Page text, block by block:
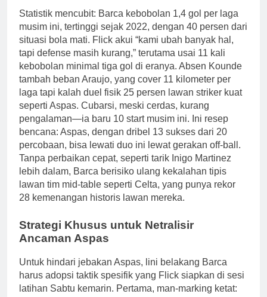
Statistik mencubit: Barca kebobolan 1,4 gol per laga
musim ini, tertinggi sejak 2022, dengan 40 persen dari
situasi bola mati. Flick akui “kami ubah banyak hal,
tapi defense masih kurang,” terutama usai 11 kali
kebobolan minimal tiga gol di eranya. Absen Kounde
tambah beban Araujo, yang cover 11 kilometer per
laga tapi kalah duel fisik 25 persen lawan striker kuat
seperti Aspas. Cubarsi, meski cerdas, kurang
pengalaman—ia baru 10 start musim ini. Ini resep
bencana: Aspas, dengan dribel 13 sukses dari 20
percobaan, bisa lewati duo ini lewat gerakan off-ball.
Tanpa perbaikan cepat, seperti tarik Inigo Martinez
lebih dalam, Barca berisiko ulang kekalahan tipis
lawan tim mid-table seperti Celta, yang punya rekor
28 kemenangan historis lawan mereka.
Strategi Khusus untuk Netralisir
Ancaman Aspas
Untuk hindari jebakan Aspas, lini belakang Barca
harus adopsi taktik spesifik yang Flick siapkan di sesi
latihan Sabtu kemarin. Pertama, man-marking ketat: